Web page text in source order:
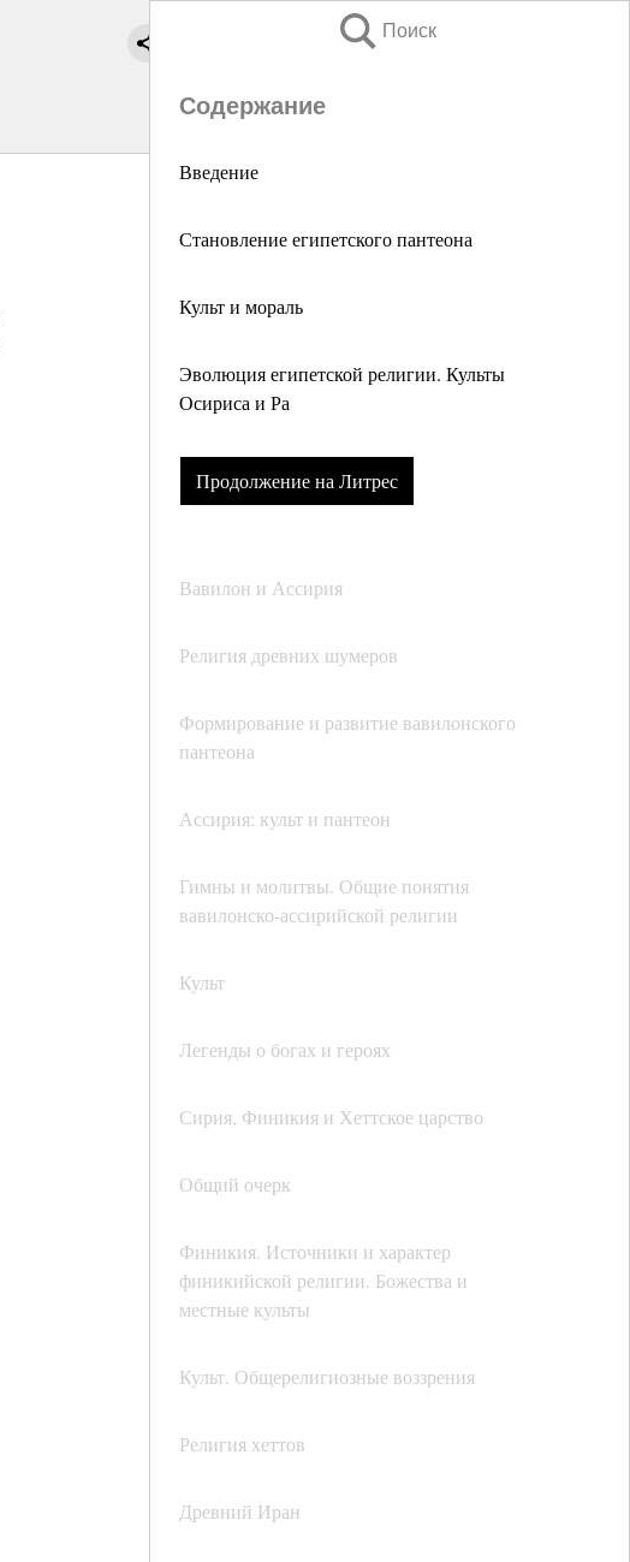
Поиск
Содержание
Введение
Становление египетского пантеона
Культ и мораль
Эволюция египетской религии. Культы
Осириса и Ра
Продолжение на Литрес
Вавилон и Ассирия
Религия древних шумеров
Формирование и развитие вавилонского
пантеона
Ассирия: культ и пантеон
Гимны и молитвы. Общие понятия
вавилонско-ассирийской религии
Культ
Легенды о богах и героях
Сирия, Финикия и Хеттское царство
Общий очерк
Финикия. Источники и характер
финикийской религии. Божества и
местные культы
Культ. Общерелигиозные воззрения
Религия хеттов
Древний Иран